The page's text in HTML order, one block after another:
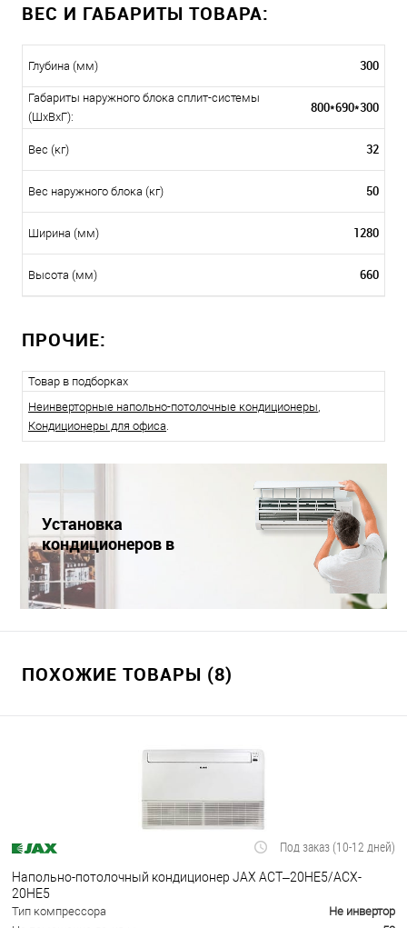
ВЕС И ГАБАРИТЫ ТОВАРА:
Глубина (мм) 300
Габариты наружного блока сплит-системы
(ШxВxГ):
800*690*300
Вес (кг) 32
Вес наружного блока (кг) 50
Ширина (мм) 1280
Высота (мм) 660
ПРОЧИЕ:
Товар в подборках
Неинверторные напольно-потолочные кондиционеры,
Кондиционеры для офиса.
Установка
кондиционеров в
Краснодаре
ПОХОЖИЕ ТОВАРЫ (8)
Под заказ (10-12 дней)
Напольно-потолочный кондиционер JAX ACT–20HE5/ACX-
20НE5
Тип компрессора
Не инвертор